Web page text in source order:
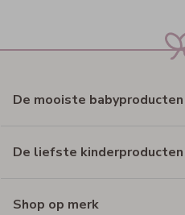
De mooiste babyproducten
De liefste kinderproducten
Shop op merk